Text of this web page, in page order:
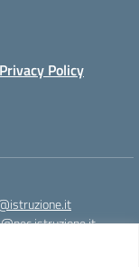
Privacy Policy